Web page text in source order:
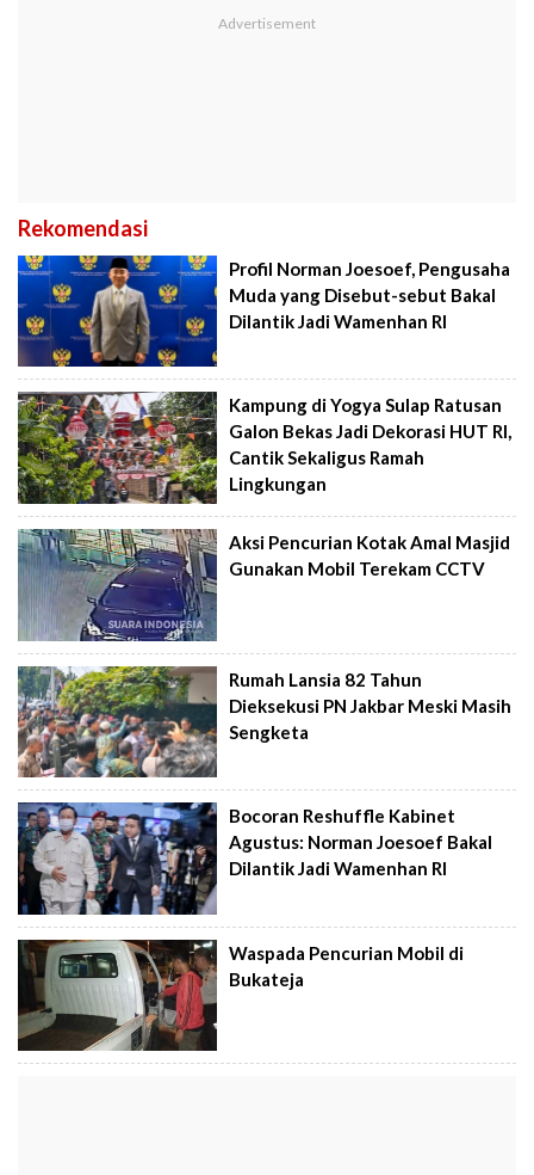
Rekomendasi
Profil Norman Joesoef, Pengusaha
Muda yang Disebut-sebut Bakal
Dilantik Jadi Wamenhan RI
Kampung di Yogya Sulap Ratusan
Galon Bekas Jadi Dekorasi HUT RI,
Cantik Sekaligus Ramah
Lingkungan
Aksi Pencurian Kotak Amal Masjid
Gunakan Mobil Terekam CCTV
Rumah Lansia 82 Tahun
Dieksekusi PN Jakbar Meski Masih
Sengketa
Bocoran Reshuffle Kabinet
Agustus: Norman Joesoef Bakal
Dilantik Jadi Wamenhan RI
Waspada Pencurian Mobil di
Bukateja